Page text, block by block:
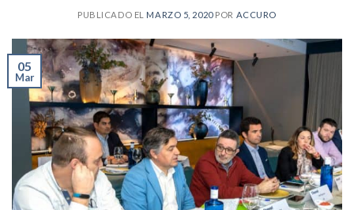
PUBLICADO EL MARZO 5, 2020POR ACCURO
05
Mar